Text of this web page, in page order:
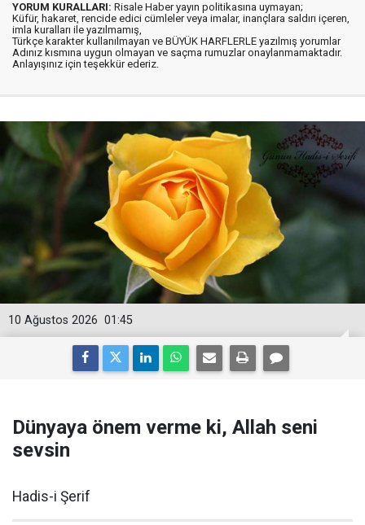
YORUM KURALLARI: Risale Haber yayın politikasına uymayan;
Küfür, hakaret, rencide edici cümleler veya imalar, inançlara saldırı içeren,
imla kuralları ile yazılmamış,
Türkçe karakter kullanılmayan ve BÜYÜK HARFLERLE yazılmış yorumlar
Adınız kısmına uygun olmayan ve saçma rumuzlar onaylanmamaktadır.
Anlayışınız için teşekkür ederiz.
01:45
10 Ağustos 2026
Dünyaya önem verme ki, Allah seni
sevsin
Hadis-i Şerif